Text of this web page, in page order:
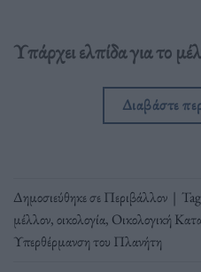
Υπάρχει ελπίδα για το
Διαβάστε
Δημοσιεύθηκε σεΠεριβάλλον |
μέλλον,οικολογία, Οικολογική
Υπερθέρμανση του Πλανήτη